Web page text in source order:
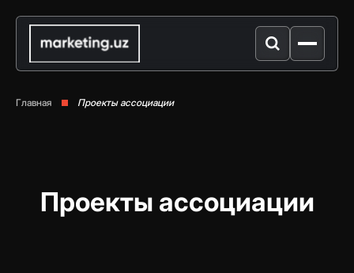
Главная Проекты ассоциации
Проекты ассоциации